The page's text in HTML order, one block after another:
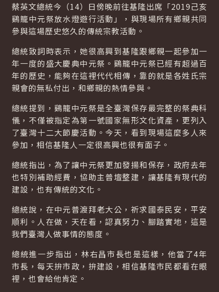
蔡英文總統今（14）日傍晚前往基隆出席「2019己亥
鷄籠中元祭放水燈遊行活動」，與現場所有鄉親共同
參與這場歷史悠久的傳統宗教活動。
總統致詞時表示，她很高興到基隆跟鄉親一起參加一
年一度的盛大慶典中元祭。鷄籠中元祭已經有超過百
年的歷史，能夠在這裡代代相傳，靠的就是各姓氏宗
親會的無私付出，和鄉親的熱情參與。
總統提到，鷄籠中元祭是全臺灣保存最完整的祭典科
儀，不僅被指定為第一號國家無形文化資產，更列入
了臺灣十二大節慶活動。今天，看到現場這麼多人來
參加，相信基隆人一定很高興也很有面子。
總統指出，為了讓中元祭更加發揚和保存，政府去年
也特別補助經費，協助主普壇整建，讓基隆有現代的
建設，也有傳統的文化。
總統說，在中元普渡拜老大公，祈求國泰民安，平安
順利。人在做，天在看，認真努力、腳踏實地，這是
我們臺灣人做事情的態度。
總統進一步指出，林右昌市長也是這樣，他當了4年
市長，每天拚市政，拚建設，相信基隆市民都看在眼
裡，也會給他肯定。